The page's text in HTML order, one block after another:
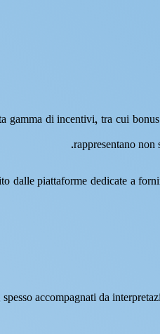
gamma di incentivi, tra cui
rappresentano
piattaforme dedicate a
accompagnati da